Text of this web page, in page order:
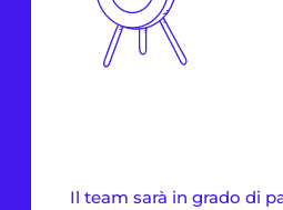
Il team sarà in grado di